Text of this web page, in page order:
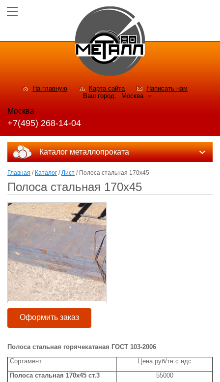
На главную Карта сайта
Написать нам
Ваш город:
Москва
Москва
+7(495) 268-14-04
Каталог металлопроката
Главная / Каталог /Лист / Полоса стальная 170x45
Полоса стальная 170x45
Оформить заказ
Полоса стальная горячекатаная ГОСТ 103-2006
Сортамент
Цена руб/тн с ндс
Полоса стальная 170x45 ст.3
55000